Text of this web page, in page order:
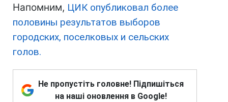
Напомним, ЦИК опубликовал более
половины результатов выборов
городских, поселковых и сельских
голов.
Не пропустіть головне! Підпишіться
на наші оновлення в Google!